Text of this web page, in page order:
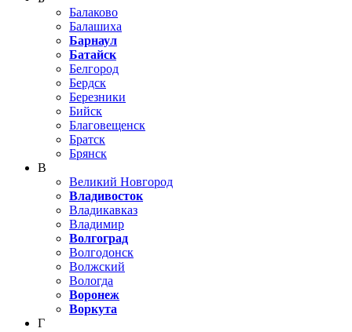
Балаково
Балашиха
Барнаул
Батайск
Белгород
Бердск
Березники
Бийск
Благовещенск
Братск
Брянск
В
Великий Новгород
Владивосток
Владикавказ
Владимир
Волгоград
Волгодонск
Волжский
Вологда
Воронеж
Воркута
Г